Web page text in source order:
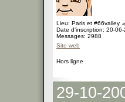
Lieu: Paris et #66valley
Date d'inscription: 20-
Messages: 2988
Site web
Hors ligne
29-10-